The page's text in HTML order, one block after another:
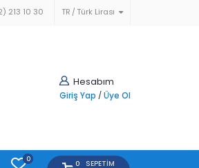
TR Türk Lirası
213 10 30
Hesabım
Giriş Yap / Üye Ol
0
0 SEPETIM